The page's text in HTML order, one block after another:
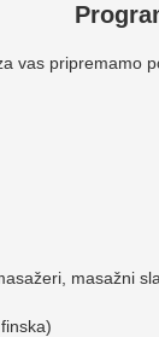
vas
masažni